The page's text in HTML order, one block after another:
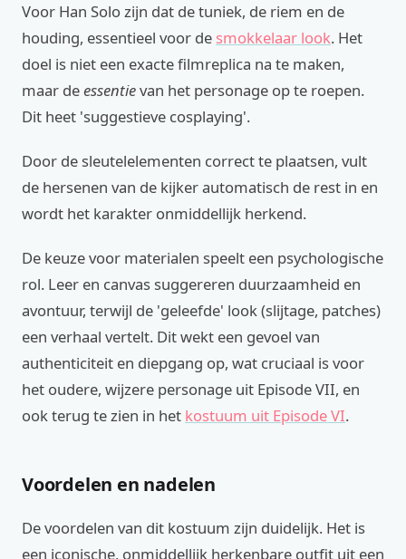
Voor Han Solo zijn dat de tuniek, de riem en de
houding, essentieel voor de smokkelaar look. Het
doel is niet een exacte filmreplica na te maken,
maar deessentievan het personage op te roepen.
Dit heet 'suggestieve cosplaying'.
Door de sleutelelementen correct te plaatsen, vult
de hersenen van de kijker automatisch de rest in en
wordt het karakter onmiddellijk herkend.
De keuze voor materialen speelt een psychologische
rol. Leer en canvas suggereren duurzaamheid en
avontuur, terwijl de 'geleefde' look (slijtage, patches)
een verhaal vertelt. Dit wekt een gevoel van
authenticiteit en diepgang op, wat cruciaal is voor
het oudere, wijzere personage uit Episode VII, en
ook terug te zien in het kostuum uit Episode VI.
Voordelen en nadelen
De voordelen van dit kostuum zijn duidelijk. Het is
een iconische, onmiddellijk herkenbare outfit uit een